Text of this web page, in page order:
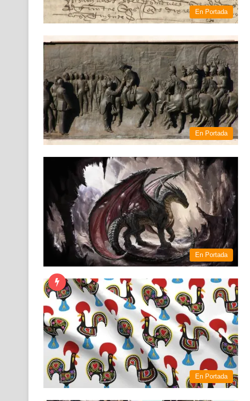
En Portada
En Portada
En Portada
En Portada